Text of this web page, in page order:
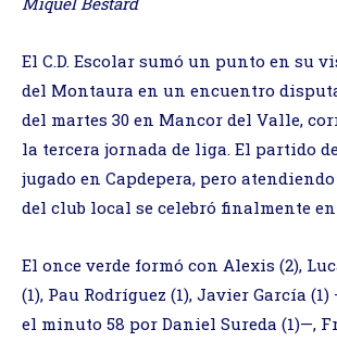
El C.D. Escolar sumó un punto en su
del Montaura en un encuentro
del martes 30 en Mancor del Valle,
la tercera jornada de liga. El partido
jugado en Capdepera, pero
del club local se celebró finalmente
El once verde formó con Alexis (2),
(1), Pau Rodríguez (1), Javier García
el minuto 58 por Daniel Sureda (1)—,